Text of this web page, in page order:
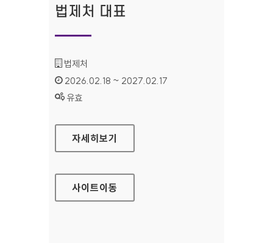
법제처 대표
기관명 :
법제처
인증기간 :
2026.02.18 ~ 2027.02.17
상태 :
유효
법제처 대표
자세히보기
사이트이동